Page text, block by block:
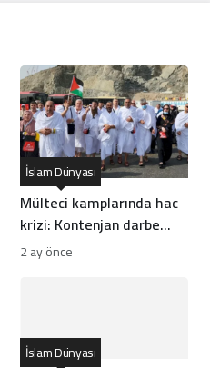
Mülteci kamplarında hac
krizi: Kontenjan darbe
vurdu
İslam Dünyası
2 ay önce
İslam Dünyası